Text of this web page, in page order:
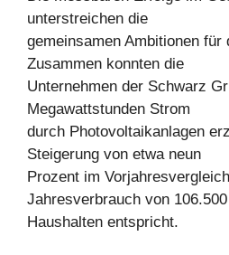
unterstreichen die
gemeinsamen Ambitionen für
Zusammen konnten die
Unternehmen der Schwarz
Megawattstunden Strom
durch Photovoltaikanlagen
Steigerung von etwa neun
Prozent im
Jahresverbrauch von 106.500
Haushalten entspricht.